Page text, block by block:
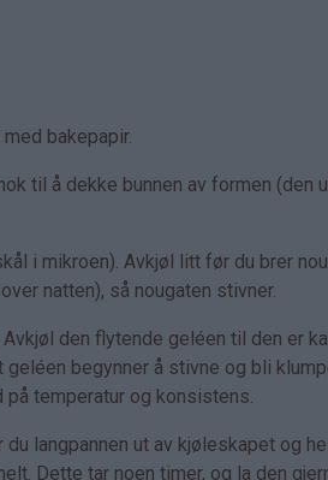
bakepapir.
til å dekke bunnen av formen (den
i mikroen). Avkjøl litt før du brer
natten), så nougaten stivner.
den flytende geléen til den er
begynner å stivne og bli
temperatur og konsistens.
langpannen ut av kjøleskapet og
Dette tar noen timer, og la den